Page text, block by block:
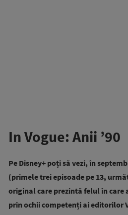
In Vogue: Anii ’90
Pe Disney+ poți să vezi, în
(primele trei episoade pe 13,
original care prezintă felul în care
prin ochii competenți ai editorilor